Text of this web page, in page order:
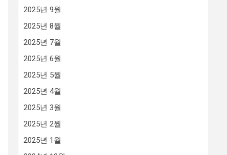
2025년 9월
2025년 8월
2025년 7월
2025년 6월
2025년 5월
2025년 4월
2025년 3월
2025년 2월
2025년 1월